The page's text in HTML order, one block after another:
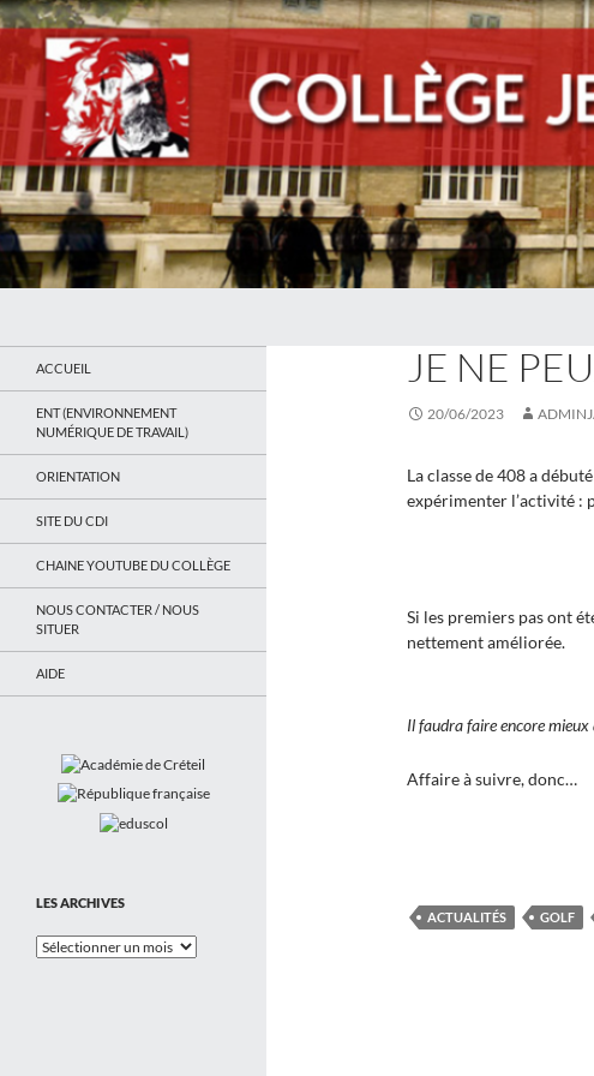
JE NE
20/06/2023
La classe de 408 a
expérimenter l’activité :
Si les premiers pas ont
nettement améliorée.
Il faudra faire encore
Affaire à suivre, donc…
ACTUALITÉS GOLF
ACCUEIL
ENT (ENVIRONNEMENT
NUMÉRIQUE DE TRAVAIL)
ORIENTATION
SITE DU CDI
CHAINE YOUTUBE DU COLLÈGE
NOUS CONTACTER / NOUS
SITUER
AIDE
LES ARCHIVES
Les